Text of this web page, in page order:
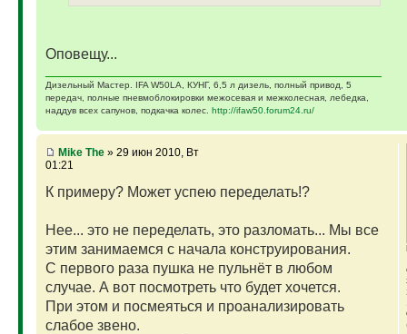
Оповещу...
Дизельный Мастер. IFA W50LA, КУНГ, 6,5 л дизель, полный привод, 5
передач, полные пневмоблокировки межосевая и межколесная, лебедка,
наддув всех сапунов, подкачка колес. http://ifaw50.forum24.ru/
Mike The» 29 июн 2010, Вт
01:21
К примеру? Может успею переделать!?
Нее... это не переделать, это разломать... Мы все
этим занимаемся с начала конструирования.
С первого раза пушка не пульнёт в любом
случае. А вот посмотреть что будет хочется.
При этом и посмеяться и проанализировать
слабое звено.